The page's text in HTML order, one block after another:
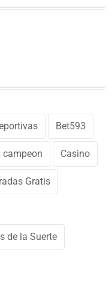
Bet593
campeon Casino
Gratis
de la Suerte